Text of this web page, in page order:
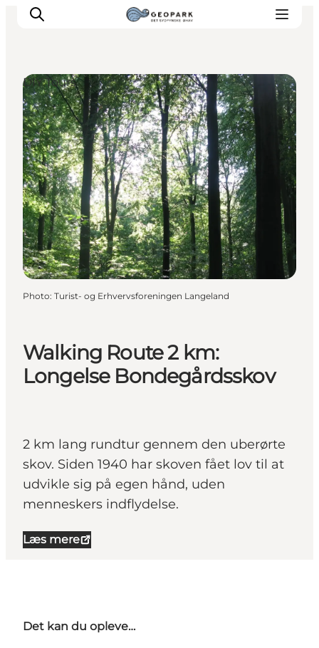
Explore the geopark
Geology
Videos
Om
Walking Route 2 km:
Longelse Bondegårdsskov
2 km lang rundtur gennem den uberørte
skov. Siden 1940 har skoven fået lov til at
udvikle sig på egen hånd, uden
menneskers indflydelse.
Læs mere
DIY Tours
Photo: Turist- og Erhvervsforeningen Langeland
Det kan du opleve…